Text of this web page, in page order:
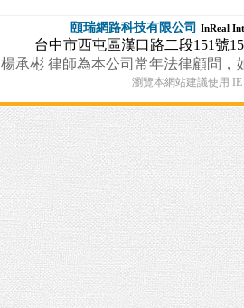
頤瑞網路科技有限公司 InReal
台中市西屯區漢口路二段151號
楊承彬 律師為本公司常年法律顧問
瀏覽本網站建議使用